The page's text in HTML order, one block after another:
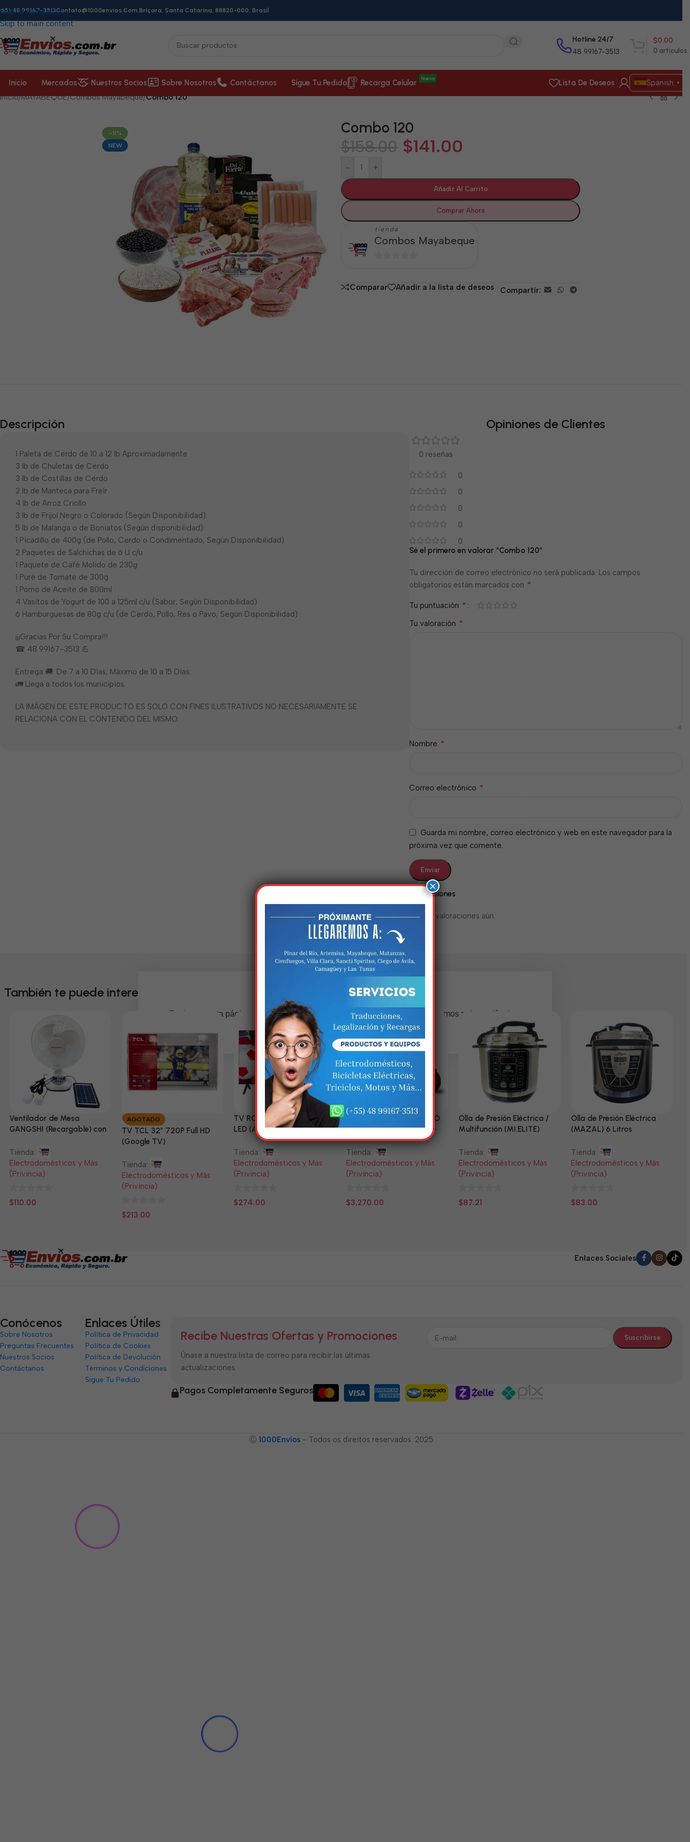
Skip to navigation
Skip to main content
48 99167-3513Contato@1000envios.com.brIçara, Santa Catarina, 88820-000, Brasil
Hotline 24/7
48 99167-3513 0 artículos
$0.00
Inicio Mercados Nuestros Socios Sobre Nosotros Contáctanos Sigue Tu Pedido Recarga Celular Nueva Lista De Deseos Spanish ▼
Inicio/MAYABEQUE/Combos Mayabeque/Combo 120
-11%
NEW
Combo 120
$158.00 $141.00
- +
Añadir Al Carrito
Comprar Ahora
tienda
Combos Mayabeque
5
Comparar Añadir a la lista de deseos Compartir:
Descripción
1 Paleta de Cerdo de 10 a 12 lb Aproximadamente
3 lb de Chuletas de Cerdo
3 lb de Costillas de Cerdo
2 lb de Manteca para Freír
4 lb de Arroz Criollo
3 lb de Frijol Negro o Colorado (Según Disponibilidad)
5 lb de Malanga o de Boniatos (Según disponibilidad)
1 Picadillo de 400g (de Pollo, Cerdo o Condimentado, Según Disponibilidad)
2 Paquetes de Salchichas de 6 U c/u
1 Paquete de Café Molido de 230g
1 Puré de Tomate de 300g
1 Pomo de Aceite de 800ml
4 Vasitos de Yogurt de 100 a 125ml c/u (Sabor, Según Disponibilidad)
6 Hamburguesas de 80g c/u (de Cerdo, Pollo, Res o Pavo, Según Disponibilidad)
¡¡¡Gracias Por Su Compra!!!
☎ 48 99167-3513 💪
Entrega 🚚: De 7 a 10 Días, Máximo de 10 a 15 Días.
🚛 Llega a todos los municipios.
LA IMÁGEN DE ESTE PRODUCTO ES SOLO CON FINES ILUSTRATIVOS NO NECESARIAMENTE SE
RELACIONA CON EL CONTENIDO DEL MISMO.
Opiniones de Clientes
0 reseñas
0
0
0
0
0
Valoraciones
No hay valoraciones aún.
Sé el primero en valorar “Combo 120”
Tu dirección de correo electrónico no será publicada. Los campos
obligatorios están marcados con *
Tu puntuación *
Tu valoración *
Nombre *
Correo electrónico *
Guarda mi nombre, correo electrónico y web en este navegador para la
próxima vez que comente.
También te puede interesar
Ventilador de Mesa
GANGSHI (Recargable) con
Tienda:
Electrodomésticos y Más
(Privincia)
0
$110.00
AGOTADO
TV TCL 32” 720P Full HD
(Google TV)
Tienda:
Electrodomésticos y Más
(Privincia)
0
$213.00
TV RCA 43” 1080P Full HD
LED (Android Smart TV)
Tienda:
Electrodomésticos y Más
(Privincia)
0
$274.00
Triciclo Eléctrico (MODELO
ZJ150-R) 60V/45~52AH-
1200W
Tienda:
Electrodomésticos y Más
(Privincia)
0
$3,270.00
Olla de Presión Eléctrica /
Multifunción (MI.ELITE)
Tienda:
Electrodomésticos y Más
(Privincia)
0
$87.21
Olla de Presión Eléctrica
(MAZAL) 6 Litros
Tienda:
Electrodomésticos y Más
(Privincia)
0
$83.00
Enlaces Sociales
Conócenos
Sobre Nosotros
Preguntas Frecuentes
Nuestros Socios
Contáctanos
Enlaces Útiles
Política de Privacidad
Política de Cookies
Política de Devolución
Términos y Condiciones
Sigue Tu Pedido
Recibe Nuestras Ofertas y Promociones
Únase a nuestra lista de correo para recibir las últimas
actualizaciones.
Pagos Completamente Seguros
Ⓒ 1000Envíos - Todos os direitos reservados. 2025
×
Estamos trabalhando nisso!
Em breve, esta página estará disponível com novidades incríveis. Agradecemos pela paciência e
compreensão.